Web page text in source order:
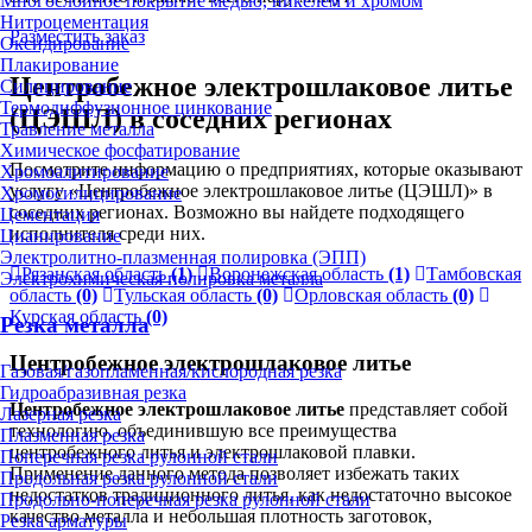
Нитроцементация
Оксидирование
Плакирование
Силицирование
Термодиффузионное цинкование
Травление металла
Химическое фосфатирование
Хромоалитирование
Хромосилицирование
Цементация
Цианирование
Электролитно-плазменная полировка (ЭПП)
Электрохимическая полировка металла
Резка металла
Газовая/газопламенная/кислородная резка
Гидроабразивная резка
Лазерная резка
Плазменная резка
Поперечная резка рулонной стали
Продольная резка рулонной стали
Продольно-поперечная резка рулонной стали
Резка арматуры
Разместить заказ
Центробежное электрошлаковое литье
(ЦЭШЛ) в соседних регионах
Посмотрите информацию о предприятиях, которые оказывают
услугу «Центробежное электрошлаковое литье (ЦЭШЛ)» в
соседних регионах. Возможно вы найдете подходящего
исполнителя среди них.
Рязанская область(1) Воронежская область (1)
Тамбовская
область (0) Тульская область (0) Орловская область (0)
Курская область (0)
Центробежное электрошлаковое литье
Центробежное электрошлаковое литье представляет собой
технологию, объединившую все преимущества
центробежного литья и электрошлаковой плавки.
Применение данного метода позволяет избежать таких
недостатков традиционного литья, как недостаточно высокое
качество металла и небольшая плотность заготовок,